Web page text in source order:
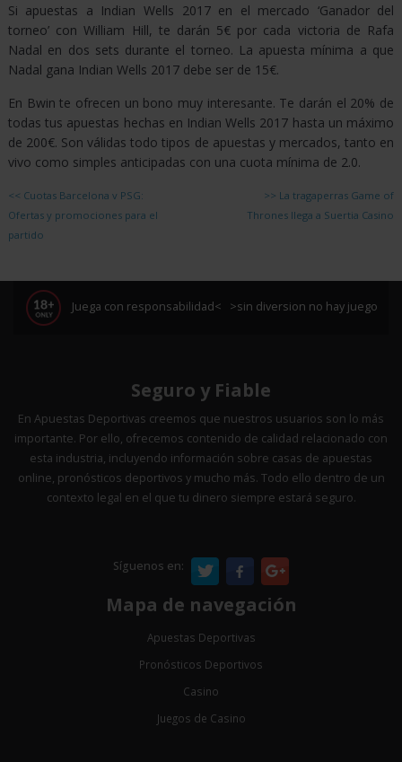
Si apuestas a Indian Wells 2017 en el mercado ‘Ganador del
torneo’ con William Hill, te darán 5€ por cada victoria de Rafa
Nadal en dos sets durante el torneo. La apuesta mínima a que
Nadal gana Indian Wells 2017 debe ser de 15€.
En Bwin te ofrecen un bono muy interesante. Te darán el 20% de
todas tus apuestas hechas en Indian Wells 2017 hasta un máximo
de 200€. Son válidas todo tipos de apuestas y mercados, tanto en
vivo como simples anticipadas con una cuota mínima de 2.0.
<< Cuotas Barcelona v PSG:
Ofertas y promociones para el
partido
>> La tragaperras Game of
Thrones llega a Suertia Casino
Juega con responsabilidad< >sin diversion no hay juego
Seguro y Fiable
En Apuestas Deportivas creemos que nuestros usuarios son lo más
importante. Por ello, ofrecemos contenido de calidad relacionado con
esta industria, incluyendo información sobre casas de apuestas
online, pronósticos deportivos y mucho más. Todo ello dentro de un
contexto legal en el que tu dinero siempre estará seguro.
Síguenos en:
Mapa de navegación
Apuestas Deportivas
Pronósticos Deportivos
Casino
Juegos de Casino